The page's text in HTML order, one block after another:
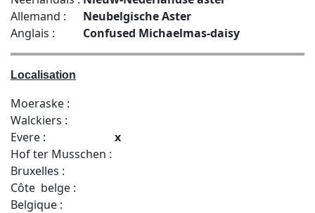
Allemand :
Neubelgische Aster
Anglais :
Confused Michaelmas-daisy
Localisation
Moeraske :
Walckiers :
Evere :
x
Hof ter Musschen :
Bruxelles :
Côte belge :
Belgique :